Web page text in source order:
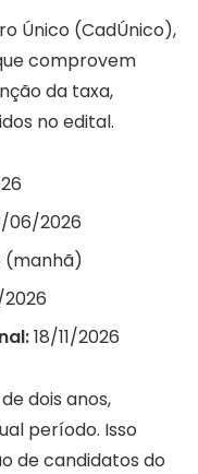
Único (CadÚnico),
comprovem
da taxa,
no edital.
06/2026
(manhã)
18/11/2026
dois anos,
período. Isso
de candidatos do